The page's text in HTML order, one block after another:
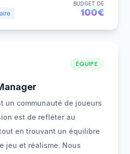
BUDGET DE
100€
ÉQUIPE
un communauté de joueurs
est de refléter au
en trouvant un équilibre
jeu et réalisme. Nous